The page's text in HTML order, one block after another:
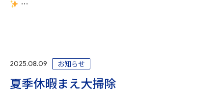
…
2025.08.09 お知らせ
夏季休暇まえ大掃除